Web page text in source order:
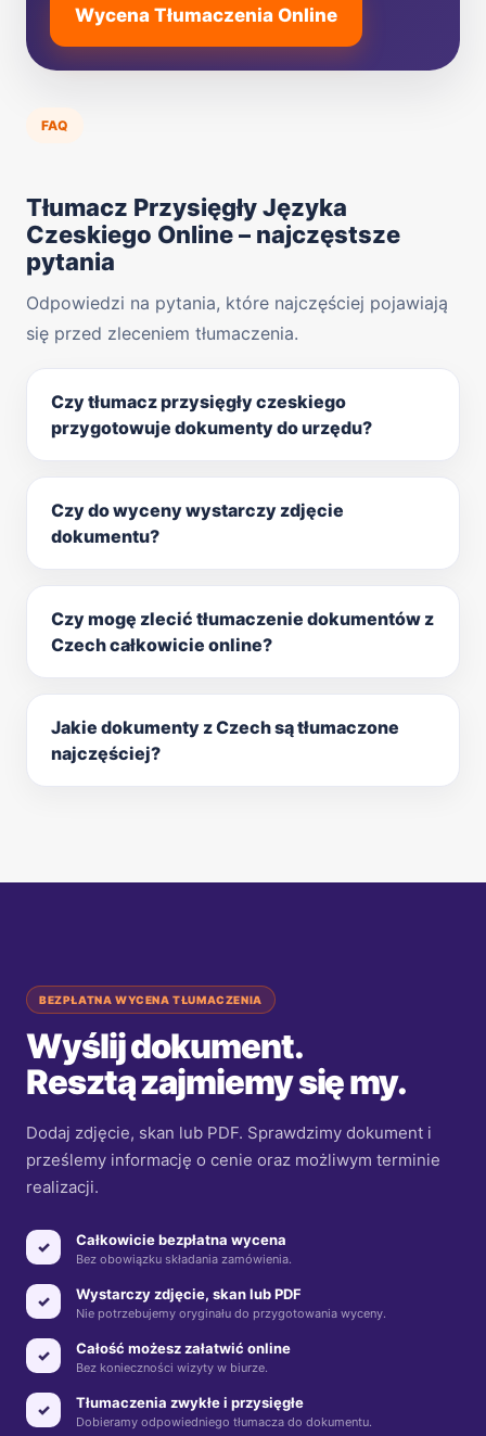
Wycena Tłumaczenia Online
FAQ
Tłumacz Przysięgły Języka
Czeskiego Online – najczęstsze
pytania
Odpowiedzi na pytania, które najczęściej pojawiają
się przed zleceniem tłumaczenia.
Czy tłumacz przysięgły czeskiego
przygotowuje dokumenty do urzędu?
Czy do wyceny wystarczy zdjęcie
dokumentu?
Czy mogę zlecić tłumaczenie dokumentów z
Czech całkowicie online?
Jakie dokumenty z Czech są tłumaczone
najczęściej?
BEZPŁATNA WYCENA TŁUMACZENIA
Wyślij dokument.
Resztą zajmiemy się my.
Dodaj zdjęcie, skan lub PDF. Sprawdzimy dokument i
prześlemy informację o cenie oraz możliwym terminie
realizacji.
✓ Całkowicie bezpłatna wycena
Bez obowiązku składania zamówienia.
✓ Wystarczy zdjęcie, skan lub PDF
Nie potrzebujemy oryginału do przygotowania wyceny.
✓ Całość możesz załatwić online
Bez konieczności wizyty w biurze.
✓ Tłumaczenia zwykłe i przysięgłe
Dobieramy odpowiedniego tłumacza do dokumentu.